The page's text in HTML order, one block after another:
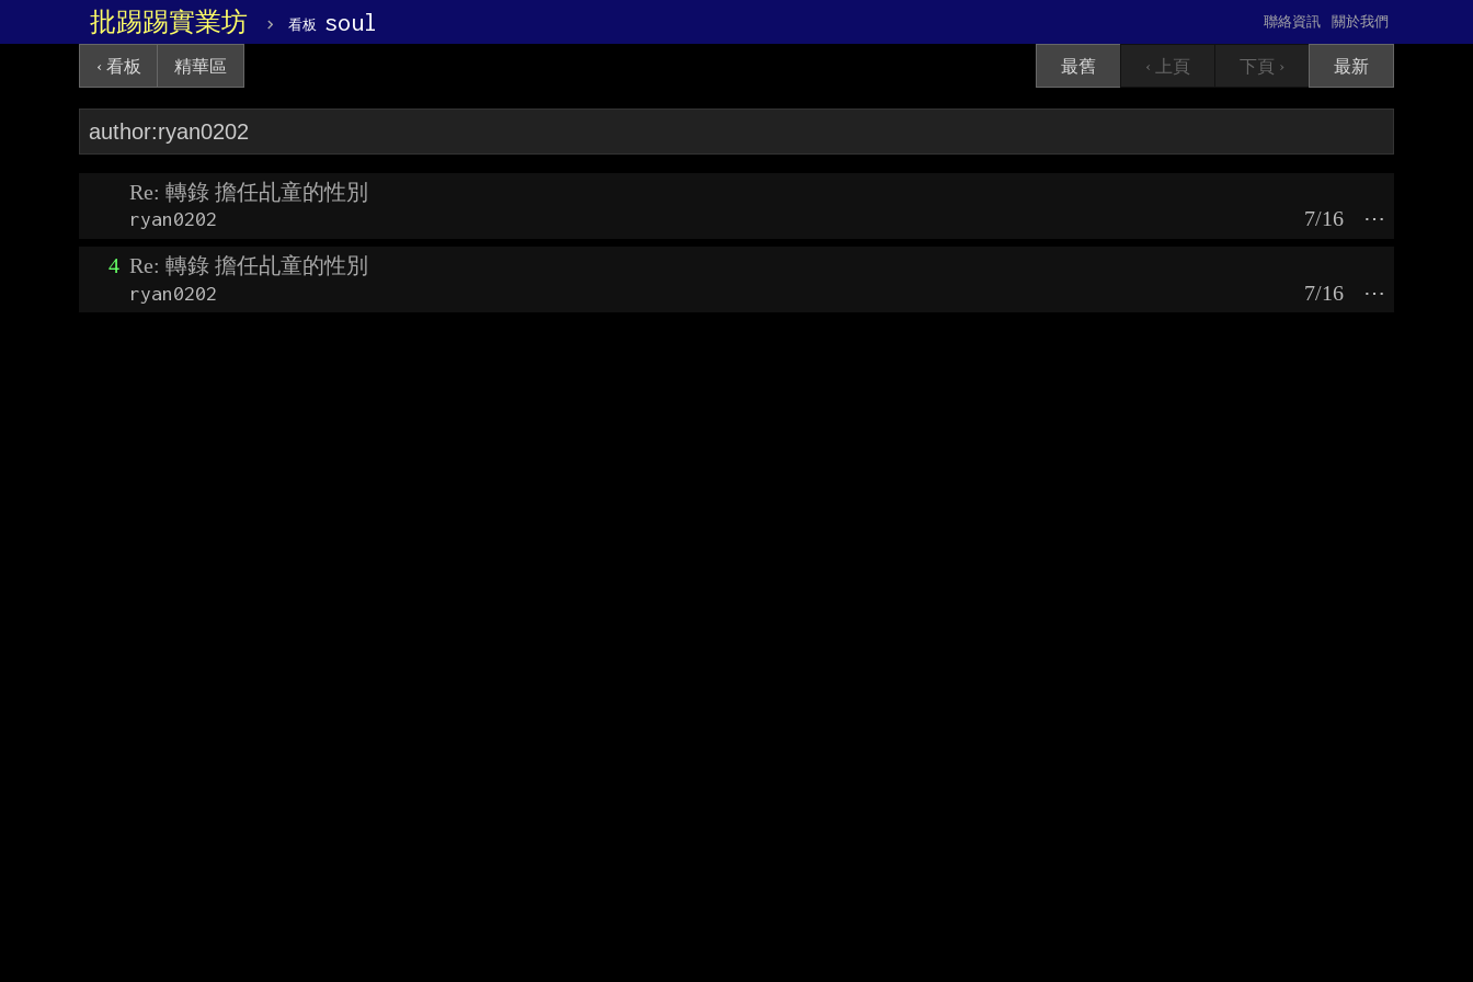
批踢踢實業坊 › 看板 soul 關於我們
聯絡資訊
‹ 看板 精華區 最舊 ‹ 上頁 下頁 › 最新
Re: 轉錄 擔任乩童的性別
ryan0202 ⋯
7/16
4 Re: 轉錄 擔任乩童的性別
ryan0202 ⋯
7/16